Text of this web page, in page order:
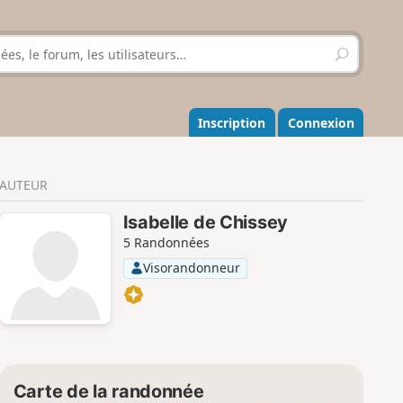
R
e
h
e
r
r
Inscription Connexion
AUTEUR
Isabelle de Chissey
5 Randonnées
Visorandonneur
Carte de la randonnée